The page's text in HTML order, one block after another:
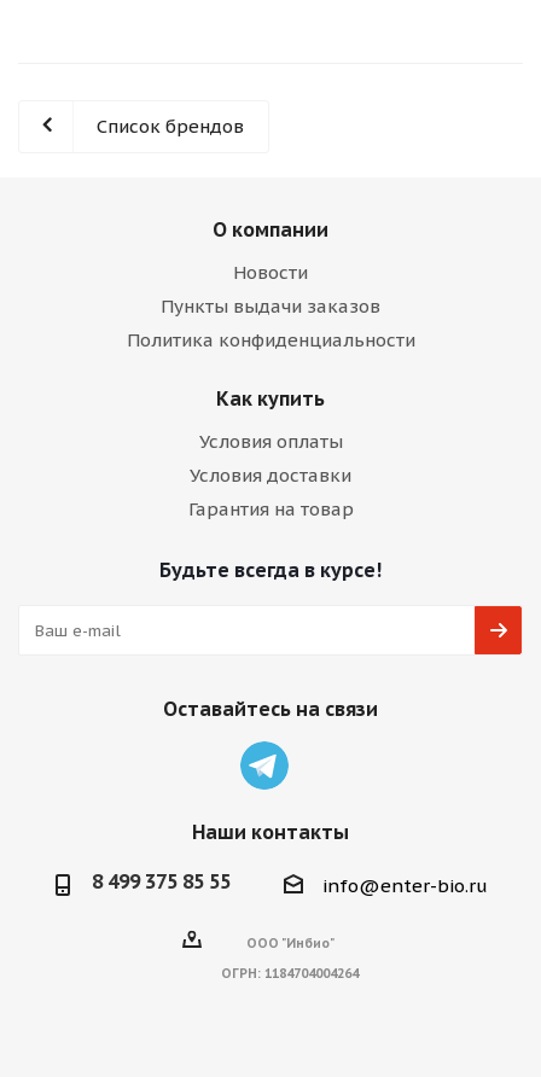
Список брендов
О компании
Новости
Пункты выдачи заказов
Политика конфиденциальности
Как купить
Условия оплаты
Условия доставки
Гарантия на товар
Будьте всегда в курсе!
Оставайтесь на связи
Наши контакты
8 499 375 85 55 info@enter-bio.ru
ООО "Инбио"
ОГРН: 1184704004264